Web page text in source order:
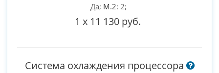
Да; M.2: 2;
1 x 11 130 руб.
Система охлаждения процессора